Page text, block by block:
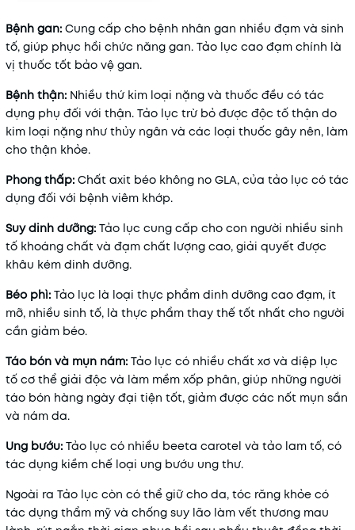
Bệnh gan: Cung cấp cho bệnh nhân gan nhiều đạm và sinh
tố, giúp phục hồi chức năng gan. Tảo lục cao đạm chính là
vị thuốc tốt bảo vệ gan.
Bệnh thận: Nhiều thứ kim loại nặng và thuốc đều có tác
dụng phụ đối với thận. Tảo lục trừ bỏ được độc tố thận do
kim loại nặng như thủy ngân và các loại thuốc gây nên, làm
cho thận khỏe.
Phong thấp: Chất axit béo không no GLA, của tảo lục có tác
dụng đối với bệnh viêm khớp.
Suy dinh dưỡng: Tảo lục cung cấp cho con người nhiều sinh
tố khoáng chất và đạm chất lượng cao, giải quyết được
khâu kém dinh dưỡng.
Béo phì: Tảo lục là loại thực phẩm dinh dưỡng cao đạm, ít
mỡ, nhiều sinh tố, là thực phẩm thay thế tốt nhất cho người
cần giảm béo.
Táo bón và mụn nám: Tảo lục có nhiều chất xơ và diệp lục
tố cơ thể giải độc và làm mềm xốp phân, giúp những người
táo bón hàng ngày đại tiện tốt, giảm được các nốt mụn sần
và nám da.
Ung bướu: Tảo lục có nhiều beeta carotel và tảo lam tố, có
tác dụng kiềm chế loại ung bướu ung thư.
Ngoài ra Tảo lục còn có thể giữ cho da, tóc răng khỏe có
tác dụng thẩm mỹ và chống suy lão làm vết thương mau